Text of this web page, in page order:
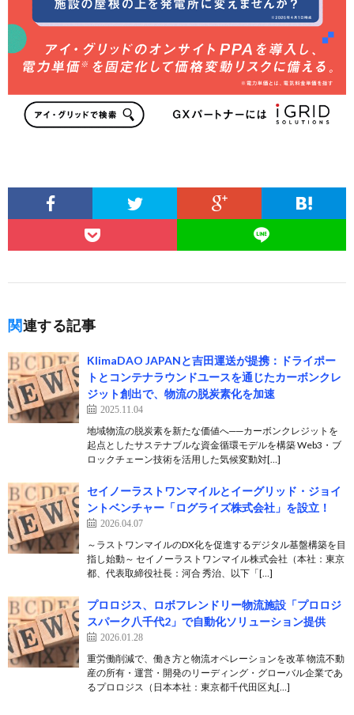
関連する記事
KlimaDAO JAPANと吉田運送が提携：ドライポー
トとコンテナラウンドユースを通じたカーボンクレ
ジット創出で、物流の脱炭素化を加速
2025.11.04
地域物流の脱炭素を新たな価値へ──カーボンクレジットを
起点としたサステナブルな資金循環モデルを構築 Web3・ブ
ロックチェーン技術を活用した気候変動対[…]
セイノーラストワンマイルとイーグリッド・ジョイ
ントベンチャー「ログライズ株式会社」を設立！
2026.04.07
～ラストワンマイルのDX化を促進するデジタル基盤構築を目
指し始動～ セイノーラストワンマイル株式会社（本社：東京
都、代表取締役社長：河合 秀治、以下「[…]
プロロジス、ロボフレンドリー物流施設「プロロジ
スパーク八千代2」で自動化ソリューション提供
2026.01.28
重労働削減で、働き方と物流オペレーションを改革 物流不動
産の所有・運営・開発のリーディング・グローバル企業であ
るプロロジス（日本本社：東京都千代田区丸[…]